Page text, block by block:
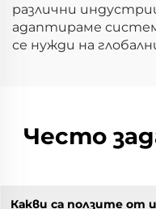
различни
адаптираме
се нужди на
Често
Какви са ползите от